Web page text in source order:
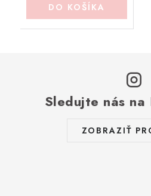
DO KOŠÍKA
Sledujte nás na
ZOBRAZIŤ